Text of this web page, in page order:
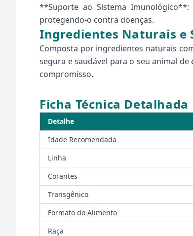
**Suporte ao Sistema
protegendo-o contra doenças.
Ingredientes Naturais e
Composta por ingredientes naturais
segura e saudável para o seu animal
compromisso.
Ficha Técnica Detalhada
Detalhe
Idade Recomendada
Linha
Corantes
Transgênico
Formato do Alimento
Raça